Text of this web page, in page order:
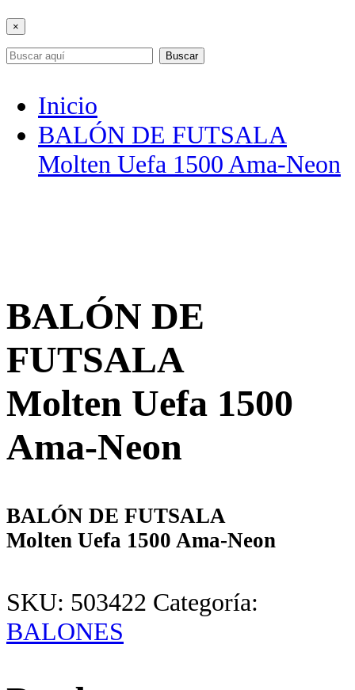
×
Buscar
Inicio
BALÓN DE FUTSALA
Molten Uefa 1500 Ama-Neon
BALÓN DE
FUTSALA
Molten Uefa 1500
Ama-Neon
BALÓN DE FUTSALA
Molten Uefa 1500 Ama-Neon
SKU: 503422 Categoría:
BALONES